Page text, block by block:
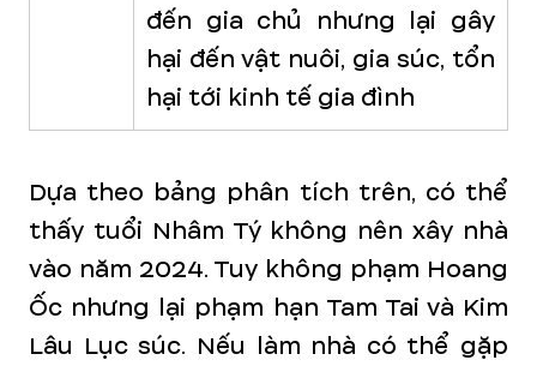
đến gia chủ nhưng lại gây
hại đến vật nuôi, gia súc, tổn
hại tới kinh tế gia đình
Dựa theo bảng phân tích trên, có thể
thấy tuổi Nhâm Tý không nên xây nhà
vào năm 2024. Tuy không phạm Hoang
Ốc nhưng lại phạm hạn Tam Tai và Kim
Lâu Lục súc. Nếu làm nhà có thể gặp